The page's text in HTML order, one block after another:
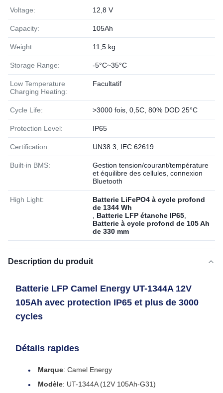
Voltage: 12,8 V
Capacity: 105Ah
Weight: 11,5 kg
Storage Range: -5°C~35°C
Low Temperature
Charging Heating:
Facultatif
Cycle Life: >3000 fois, 0,5C, 80% DOD 25°C
Protection Level: IP65
Certification: UN38.3, IEC 62619
Built-in BMS:
Gestion tension/courant/température
et équilibre des cellules, connexion
Bluetooth
High Light:
Batterie LiFePO4 à cycle profond
de 1344 Wh
Batterie LFP étanche IP65
Batterie à cycle profond de 105 Ah
de 330 mm
Description du produit
Batterie LFP Camel Energy UT-1344A 12V
105Ah avec protection IP65 et plus de 3000
cycles
Détails rapides
Marque: Camel Energy
Modèle: UT-1344A (12V 105Ah-G31)